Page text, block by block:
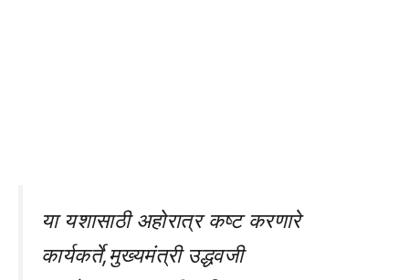
या यशासाठी अहोरात्र कष्ट करणारे
कार्यकर्ते,मुख्यमंत्री उद्धवजी